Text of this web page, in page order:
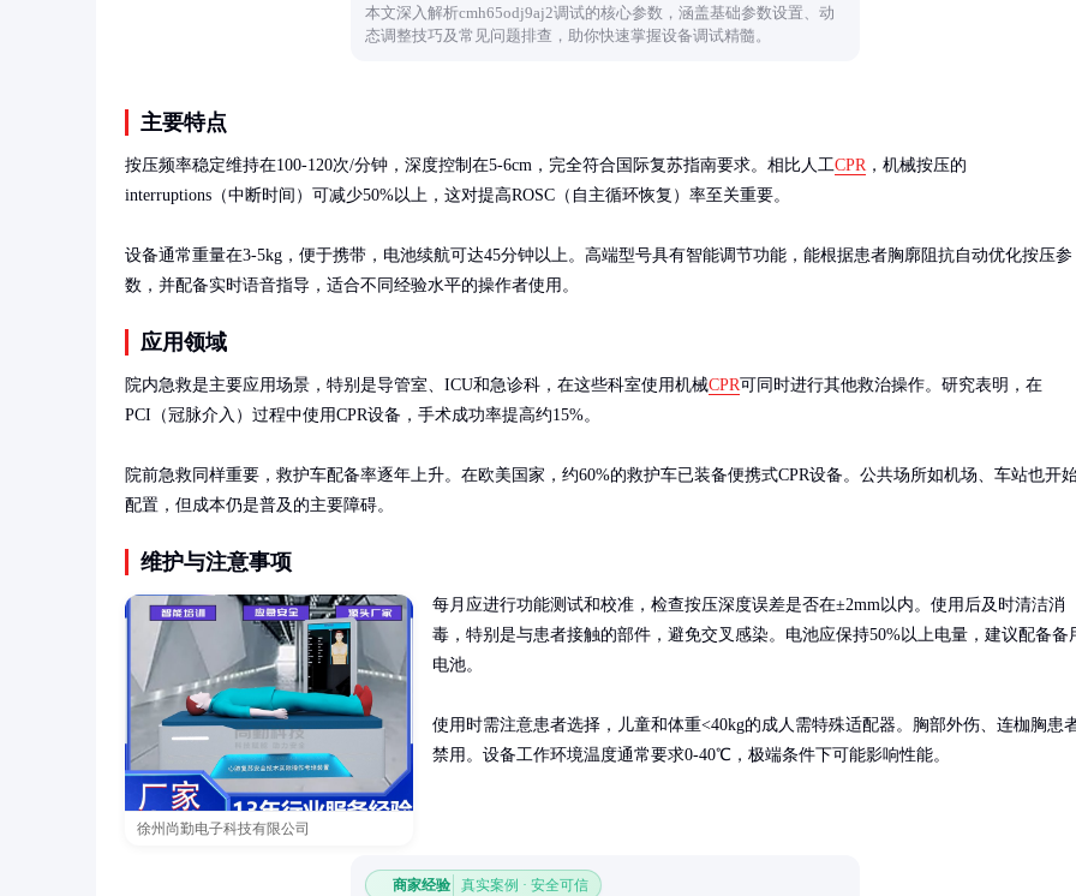
本文深入解析cmh65odj9aj2调试的核心参数，涵盖基础参数设置、动
态调整技巧及常见问题排查，助你快速掌握设备调试精髓。
主要特点
按压频率稳定维持在100-120次/分钟，深度控制在5-6cm，完全符合国际复苏指南要求。相比人工CPR，机械按压的
interruptions（中断时间）可减少50%以上，这对提高ROSC（自主循环恢复）率至关重要。
设备通常重量在3-5kg，便于携带，电池续航可达45分钟以上。高端型号具有智能调节功能，能根据患者胸廓阻抗自动优化按压参
数，并配备实时语音指导，适合不同经验水平的操作者使用。
应用领域
院内急救是主要应用场景，特别是导管室、ICU和急诊科，在这些科室使用机械CPR可同时进行其他救治操作。研究表明，在
PCI（冠脉介入）过程中使用CPR设备，手术成功率提高约15%。
院前急救同样重要，救护车配备率逐年上升。在欧美国家，约60%的救护车已装备便携式CPR设备。公共场所如机场、车站也开
配置，但成本仍是普及的主要障碍。
维护与注意事项
徐州尚勤电子科技有限公司
每月应进行功能测试和校准，检查按压深度误差是否在±2mm以内。使用后及时清洁消
毒，特别是与患者接触的部件，避免交叉感染。电池应保持50%以上电量，建议配备备
电池。
使用时需注意患者选择，儿童和体重<40kg的成人需特殊适配器。胸部外伤、连枷胸患
禁用。设备工作环境温度通常要求0-40℃，极端条件下可能影响性能。
商家经验 真实案例 · 安全可信